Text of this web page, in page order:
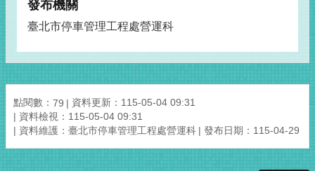
發布機關
臺北市停車管理工程處營運科
點閱數： 79
資料更新：115-05-04 09:31
資料檢視：115-05-04 09:31
資料維護：臺北市停車管理工程處營運科
發布日期：115-04-29